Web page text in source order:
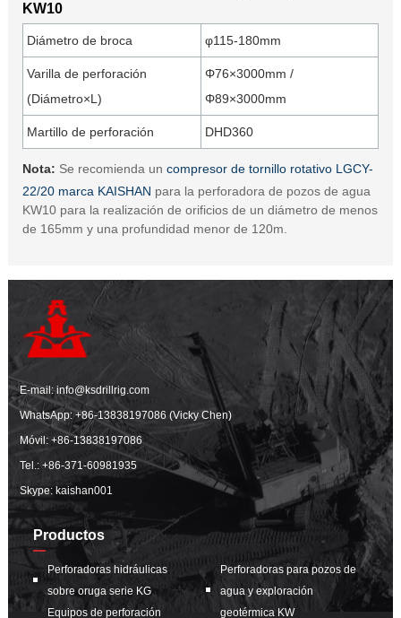
KW10
Diámetro de broca φ115-180mm
Varilla de perforación
(Diámetro×L)
Φ76×3000mm /
Φ89×3000mm
Martillo de perforación DHD360
Nota: Se recomienda un compresor de tornillo rotativo LGCY-
22/20 marca KAISHAN para la perforadora de pozos de agua
KW10 para la realización de orificios de un diámetro de menos
de 165mm y una profundidad menor de 120m.
E-mail:info@ksdrillrig.com
WhatsApp:+86-13838197086 (Vicky Chen)
Móvil:+86-13838197086
Tel.:+86-371-60981935
Skype: kaishan001
Productos
Perforadoras hidráulicas
sobre oruga serie KG
Equipos de perforación
Perforadoras para pozos de
agua y exploración
geotérmica KW